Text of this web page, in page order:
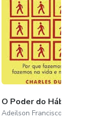
O Poder do Hábito
Adeilson Francisco